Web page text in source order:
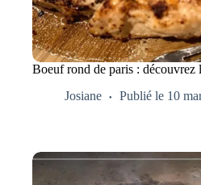
Boeuf rond de paris : découvrez
Josiane
Publié le 10